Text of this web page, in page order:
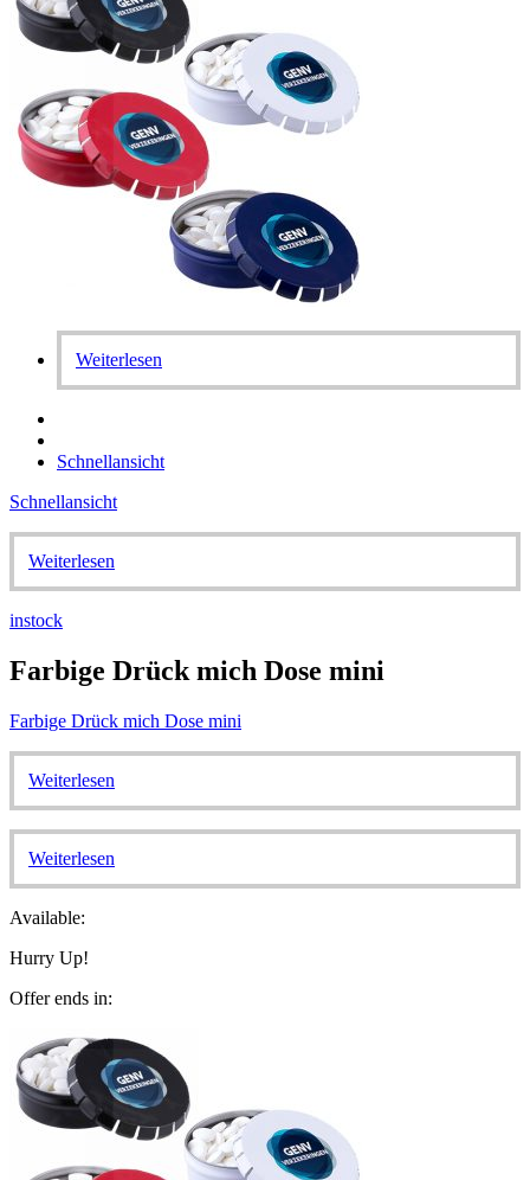
Weiterlesen
Schnellansicht
Schnellansicht
Weiterlesen
instock
Farbige Drück mich Dose mini
Farbige Drück mich Dose mini
Weiterlesen
Weiterlesen
Available:
Hurry Up!
Offer ends in: